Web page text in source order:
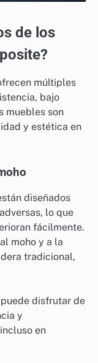
de los
múltiples
bajo
muebles son
y estética en
diseñados
lo que
fácilmente.
moho y a la
tradicional,
disfrutar de
y
en